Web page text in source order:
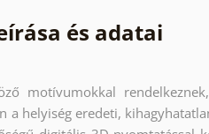
és adatai
motívumokkal
a helyiség eredeti,